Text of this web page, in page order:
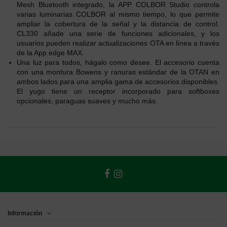
Mesh Bluetooth integrado, la APP COLBOR Studio controla
varias luminarias COLBOR al mismo tiempo, lo que permite
ampliar la cobertura de la señal y la distancia de control.
CL330 añade una serie de funciones adicionales, y los
usuarios pueden realizar actualizaciones OTA en línea a través
de la App edge MAX.
Una luz para todos, hágalo como desee. El accesorio cuenta
con una montura Bowens y ranuras estándar de la OTAN en
ambos lados para una amplia gama de accesorios disponibles.
El yugo tiene un receptor incorporado para softboxes
opcionales, paraguas suaves y mucho más.
Información